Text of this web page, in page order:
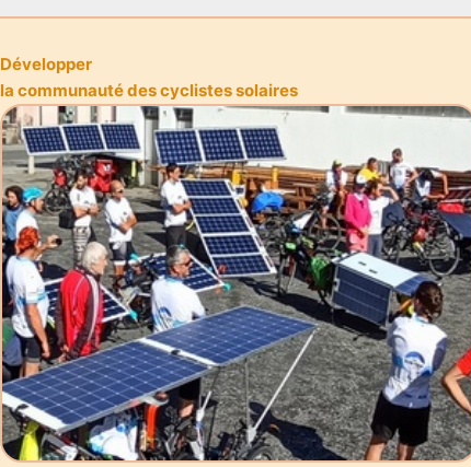
Développer
la communauté des cyclistes solaires